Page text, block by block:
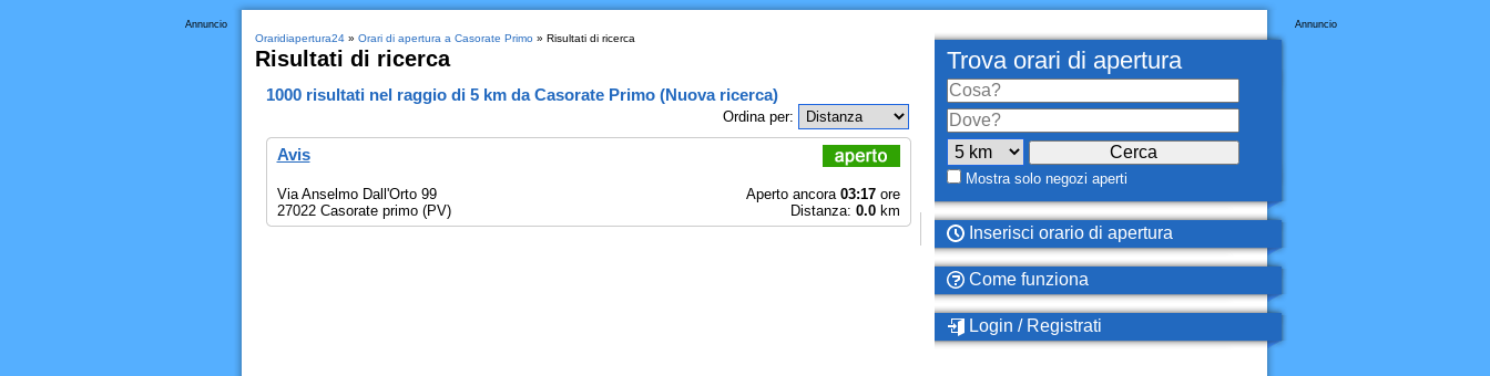
Annuncio
Oraridiapertura24» Orari di apertura a Casorate Primo» Risultati di ricerca
Risultati di ricerca
1000risultati nel raggio di 5 kmdaCasorate Primo (Nuova ricerca)
Ordina per:
Avis
Via Anselmo Dall'Orto 99
27022 Casorate primo (PV)
Aperto ancora 03:17ore
Distanza: 0.0km
Annuncio
Trova orari di apertura
Mostra solo negozi aperti
Inserisci orario di apertura
Come funziona
Login / Registrati